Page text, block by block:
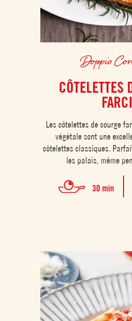
Doppio
CÔTELETTES
Les côtelettes de courge
végétale sont une
côtelettes classiques.
les palais, même
30 min